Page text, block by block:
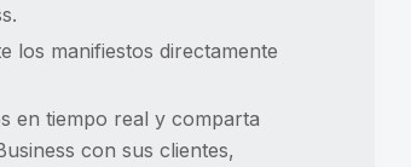
los manifiestos directamente
en tiempo real y comparta
con sus clientes,